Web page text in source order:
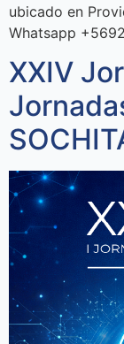
ubicado en
Whatsapp
XXIV